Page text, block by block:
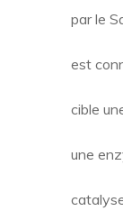
par le
est
cible
une